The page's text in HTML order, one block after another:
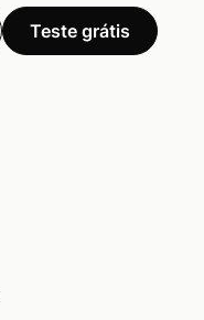
Teste grátis